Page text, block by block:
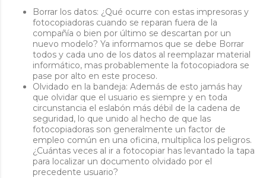
Borrar los datos: ¿Qué ocurre con estas impresoras y
fotocopiadoras cuando se reparan fuera de la
compañía o bien por último se descartan por un
nuevo modelo? Ya informamos que se debe Borrar
todos y cada uno de los datos al reemplazar material
informático, mas probablemente la fotocopiadora se
pase por alto en este proceso.
Olvidado en la bandeja: Además de esto jamás hay
que olvidar que el usuario es siempre y en toda
circunstancia el eslabón más débil de la cadena de
seguridad, lo que unido al hecho de que las
fotocopiadoras son generalmente un factor de
empleo común en una oficina, multiplica los peligros.
¿Cuántas veces al ir a fotocopiar has levantado la tapa
para localizar un documento olvidado por el
precedente usuario?